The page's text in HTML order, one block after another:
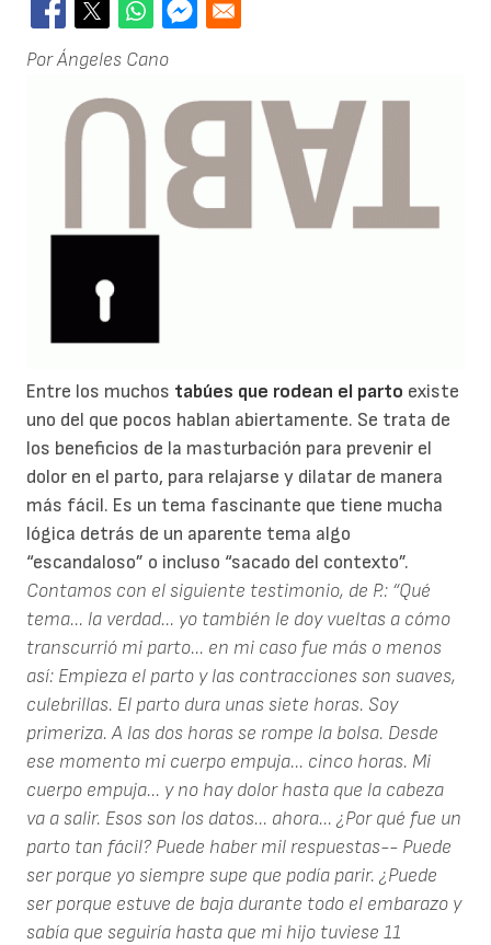
Por Ángeles Cano
Entre los muchos tabúes que rodean el parto existe
uno del que pocos hablan abiertamente. Se trata de
los beneficios de la masturbación para prevenir el
dolor en el parto, para relajarse y dilatar de manera
más fácil. Es un tema fascinante que tiene mucha
lógica detrás de un aparente tema algo
“escandaloso” o incluso “sacado del contexto”.
Contamos con el siguiente testimonio, de P.: “Qué
tema... la verdad... yo también le doy vueltas a cómo
transcurrió mi parto... en mi caso fue más o menos
así: Empieza el parto y las contracciones son suaves,
culebrillas. El parto dura unas siete horas. Soy
primeriza. A las dos horas se rompe la bolsa. Desde
ese momento mi cuerpo empuja... cinco horas. Mi
cuerpo empuja... y no hay dolor hasta que la cabeza
va a salir. Esos son los datos... ahora... ¿Por qué fue un
parto tan fácil? Puede haber mil respuestas-- Puede
ser porque yo siempre supe que podía parir. ¿Puede
ser porque estuve de baja durante todo el embarazo y
sabía que seguiría hasta que mi hijo tuviese 11